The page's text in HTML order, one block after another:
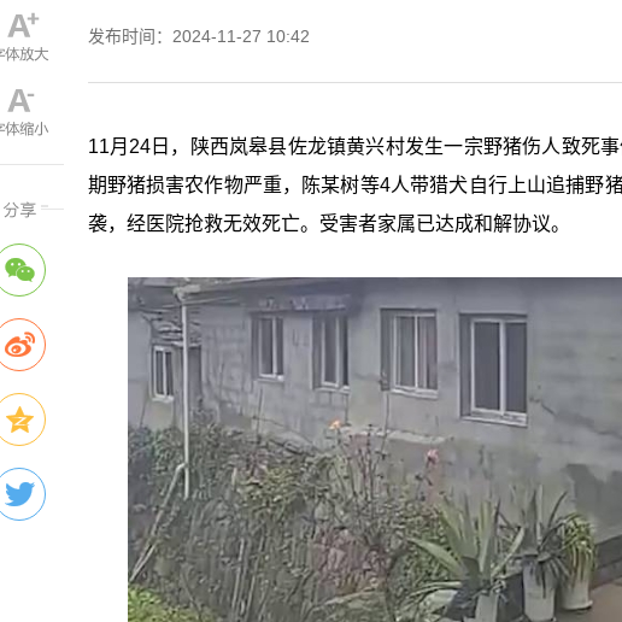
发布时间：2024-11-27 10:42
11月24日，陕西岚皋县佐龙镇黄兴村发生一宗野猪伤人致死
期野猪损害农作物严重，陈某树等4人带猎犬自行上山追捕野
袭，经医院抢救无效死亡。受害者家属已达成和解协议。